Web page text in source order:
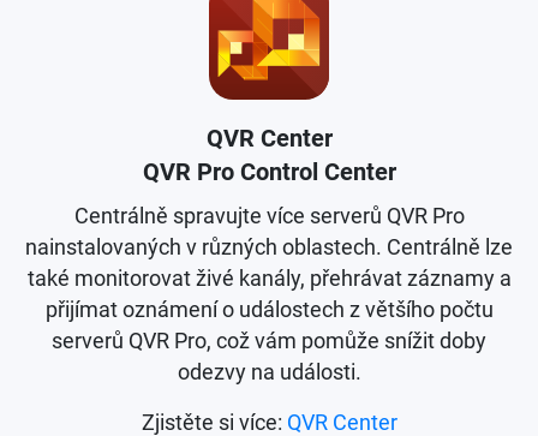
QVR Center
QVR Pro Control Center
Centrálně spravujte více serverů QVR Pro
nainstalovaných v různých oblastech. Centrálně lze
také monitorovat živé kanály, přehrávat záznamy a
přijímat oznámení o událostech z většího počtu
serverů QVR Pro, což vám pomůže snížit doby
odezvy na události.
Zjistěte si více: QVR Center